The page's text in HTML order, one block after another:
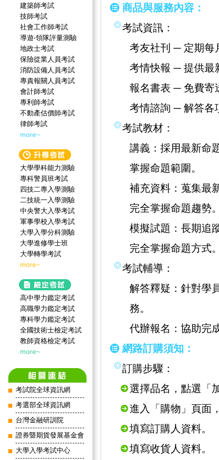
建築師考試
技師考試
社會工作師‍考試
導遊‧領隊評量測驗
地政士考試
保險從業人員考試
消防設備人員考試
專責報關人員考試
會計師考試
專利師考試
不動產估價師考試
律師考試
more~
大學學科能力測驗
專科警員班考試
四技二專入學測驗
二技統一入學測驗
中央警大入學考試
軍事學校入學考試
大學入學分科測驗
大學進修學士班
大學轉學考試
more~
高中學力鑑定考試
高職學力鑑定考試
專科學力鑑定考試
全國技術士檢定考試
教師資格檢定考試
more~
考試院全球資訊網
考選部全球資訊網
台灣金融研訓院
證券暨期貨發展基金會
大學入學考試中心
商品與服務內容：
考試資訊：
考友社刊 ─ 定期每
考情快報 ─ 提供最
報名書表 ─ 免費寄
考情諮詢 ─ 解答各
考試教材：
講義：採用最新命
掌握命題範圍。
補充資料：蒐集最
完全掌握命題趨勢
模擬試題：長期追
完全掌握命題方式
考試輔導：
解答釋疑：針對學
務。
代辦報名：協助完
網路訂購須知：
訂購步驟：
選擇品名，點選「
進入「購物」頁面
填寫訂購人資料。
填寫收貨人資料。